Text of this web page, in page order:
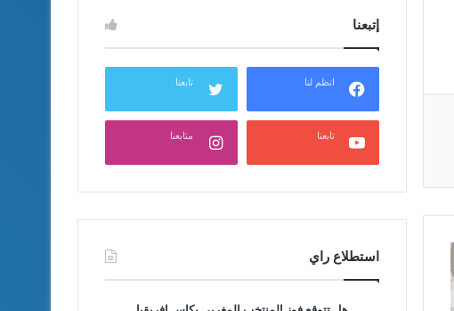
إتبعنا
انظم لنا تابعنا
تابعنا متابعنا
استطلاع راي